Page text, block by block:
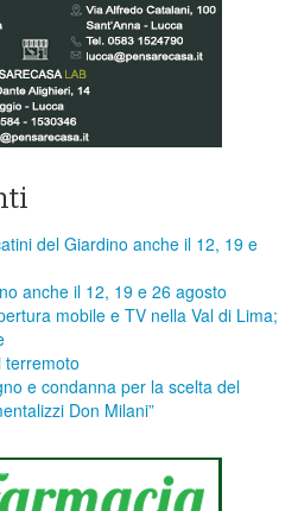
del Giardino anche il 12, 19 e
anche il 12, 19 e 26 agosto
mobile e TV nella Val di Lima;
terremoto
e condanna per la scelta del
Don Milani”